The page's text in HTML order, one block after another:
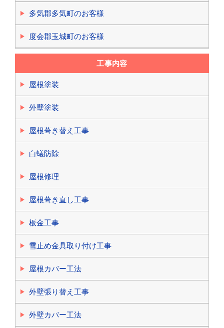
多気郡多気町のお客様
度会郡玉城町のお客様
工事内容
屋根塗装
外壁塗装
屋根葺き替え工事
白蟻防除
屋根修理
屋根葺き直し工事
板金工事
雪止め金具取り付け工事
屋根カバー工法
外壁張り替え工事
外壁カバー工法